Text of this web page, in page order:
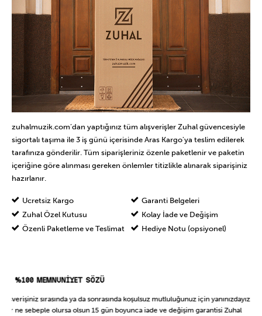
zuhalmuzik.com’dan yaptığınız tüm alışverişler Zuhal güvencesiyle
sigortalı taşıma ile 3 iş günü içerisinde Aras Kargo'ya teslim edilerek
tarafınıza gönderilir. Tüm siparişleriniz özenle paketlenir ve paketin
içeriğine göre alınması gereken önlemler titizlikle alınarak siparişiniz
hazırlanır.
Ücretsiz Kargo
Zuhal Özel Kutusu
Özenli Paketleme ve Teslimat
Garanti Belgeleri
Kolay İade ve Değişim
Hediye Notu (opsiyonel)
%100 MEMNUNİYET SÖZÜ
Alışverişiniz sırasında ya da sonrasında koşulsuz mutluluğunuz için yanınızdayız.
Her ne sebeple olursa olsun 15 gün boyunca iade ve değişim garantisi Zuhal